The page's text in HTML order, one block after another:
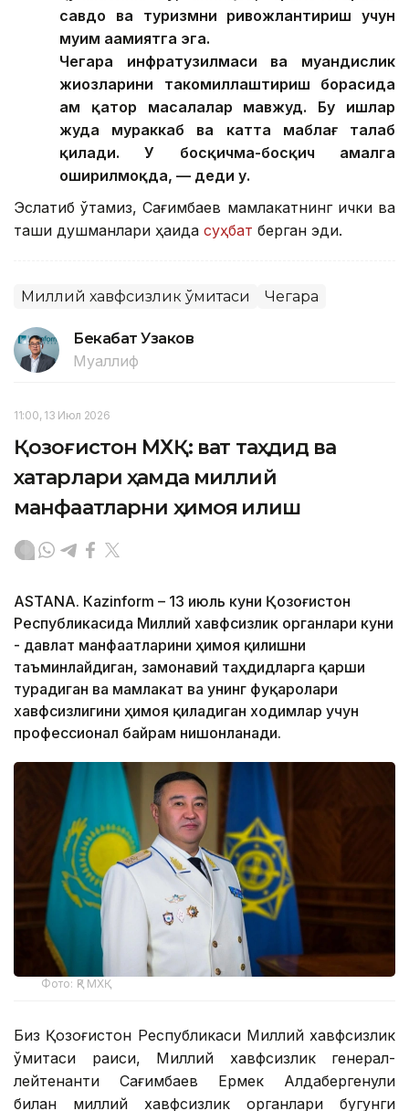
савдо ва туризмни ривожлантириш учун
муҳим аҳамиятга эга.
Чегара инфратузилмаси ва муҳандислик
жиҳозларини такомиллаштириш борасида
ҳам қатор масалалар мавжуд. Бу ишлар
жуда мураккаб ва катта маблағ талаб
қилади. У босқичма-босқич амалга
оширилмоқда, — деди у.
Эслатиб ўтамиз, Сағимбаев мамлакатнинг ички ва
ташқи душманлари ҳақида суҳбат берган эди.
Миллий хавфсизлик қўмитаси Чегара
Бекабат Узаков
Муаллиф
11:00, 13 Июл 2026
Қозоғистон МХҚ: вақт таҳдид ва
хатарлари ҳамда миллий
манфаатларни ҳимоя қилиш
ASTANА. Кazinform – 13 июль куни Қозоғистон
Республикасида Миллий хавфсизлик органлари куни
- давлат манфаатларини ҳимоя қилишни
таъминлайдиган, замонавий таҳдидларга қарши
турадиган ва мамлакат ва унинг фуқаролари
хавфсизлигини ҳимоя қиладиган ходимлар учун
профессионал байрам нишонланади.
Фото: ҚР МХҚ
Биз Қозоғистон Республикаси Миллий хавфсизлик
қўмитаси раиси, Миллий хавфсизлик генерал-
лейтенанти Сағимбаев Ермек Алдабергенули
билан миллий хавфсизлик органлари бугунги